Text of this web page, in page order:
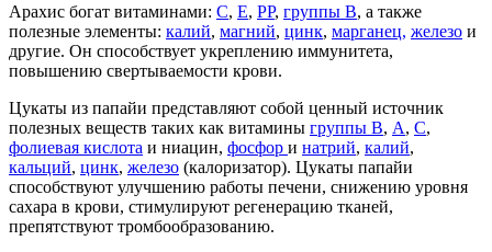
Арахис богат витаминами: С, Е, РР, группы В, а также
полезные элементы: калий, магний, цинк, марганец, железо и
другие. Он способствует укреплению иммунитета,
повышению свертываемости крови.
Цукаты из папайи представляют собой ценный источник
полезных веществ таких как витамины группы В, А, С,
фолиевая кислота и ниацин, фосфор и натрий, калий,
кальций, цинк, железо (калоризатор). Цукаты папайи
способствуют улучшению работы печени, снижению уровня
сахара в крови, стимулируют регенерацию тканей,
препятствуют тромбообразованию.